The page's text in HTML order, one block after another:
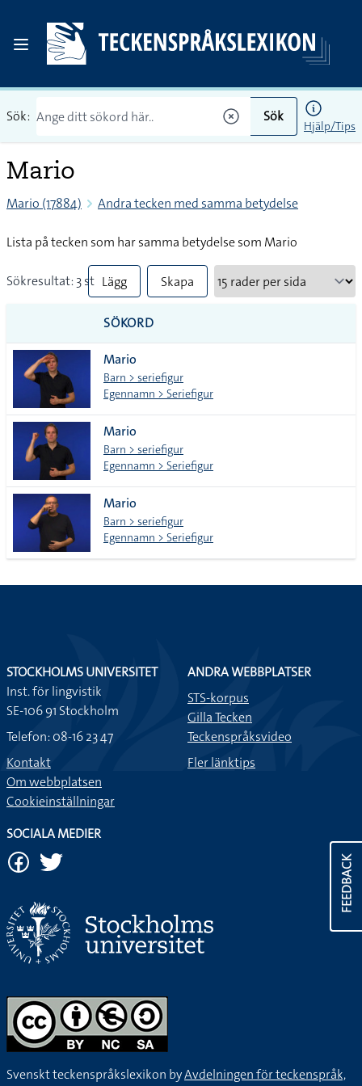
Sök: Sök
Hjälp/Tips
Mario
Mario (17884) Andra tecken med samma betydelse
Lista på tecken som har samma betydelse som Mario
Sökresultat: 3 st Lägg
till
alla i
lista
Skapa
SÖKORD
Mario
Barn > seriefigur
Egennamn > Seriefigur
Mario
Barn > seriefigur
Egennamn > Seriefigur
Mario
Barn > seriefigur
Egennamn > Seriefigur
FEEDBACK
STOCKHOLMS UNIVERSITET
Inst. för lingvistik
SE-106 91 Stockholm
Telefon: 08-16 23 47
Kontakt
Om webbplatsen
Cookieinställningar
ANDRA WEBBPLATSER
STS-korpus
Gilla Tecken
Teckenspråksvideo
Fler länktips
SOCIALA MEDIER
Svenskt teckenspråkslexikon byAvdelningen för teckenspråk,